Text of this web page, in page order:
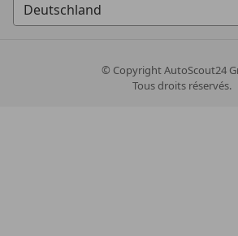
© CopyrightAutoScout24
Tous droits réservés.